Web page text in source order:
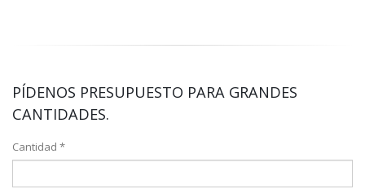
PÍDENOS PRESUPUESTO PARA GRANDES
CANTIDADES.
Cantidad *